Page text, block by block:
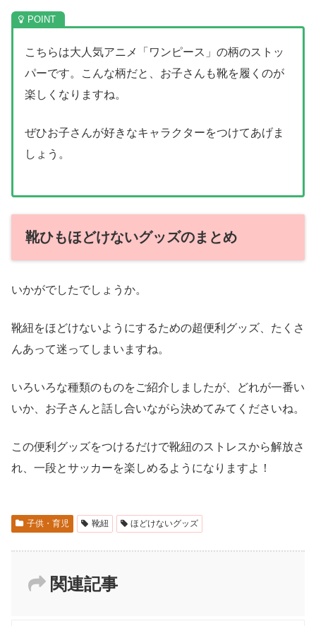
こちらは大人気アニメ「ワンピース」の柄のストッ
パーです。こんな柄だと、お子さんも靴を履くのが
楽しくなりますね。
ぜひお子さんが好きなキャラクターをつけてあげま
しょう。
靴ひもほどけないグッズのまとめ
いかがでしたでしょうか。
靴紐をほどけないようにするための超便利グッズ、たくさ
んあって迷ってしまいますね。
いろいろな種類のものをご紹介しましたが、どれが一番い
いか、お子さんと話し合いながら決めてみてくださいね。
この便利グッズをつけるだけで靴紐のストレスから解放さ
れ、一段とサッカーを楽しめるようになりますよ！
子供・育児 靴紐 ほどけないグッズ
関連記事